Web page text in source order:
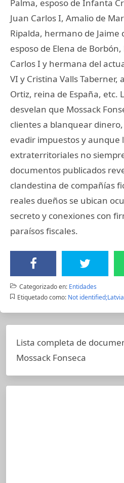
Palma, esposo de Infanta
Juan Carlos I, Amalio de
Ripalda, hermano de Jaime
esposo de Elena de
Carlos I y hermana del
VI y Cristina Valls
Ortiz, reina de España, etc.
desvelan que Mossack
clientes a blanquear
evadir impuestos y aunque
extraterritoriales no
documentos publicados
clandestina de compañías
reales dueños se ubican
secreto y conexiones con
paraísos fiscales.
Categorizado en: Entidades
Etiquetado como: Not identified;Latvia
Lista completa de
Mossack Fonseca